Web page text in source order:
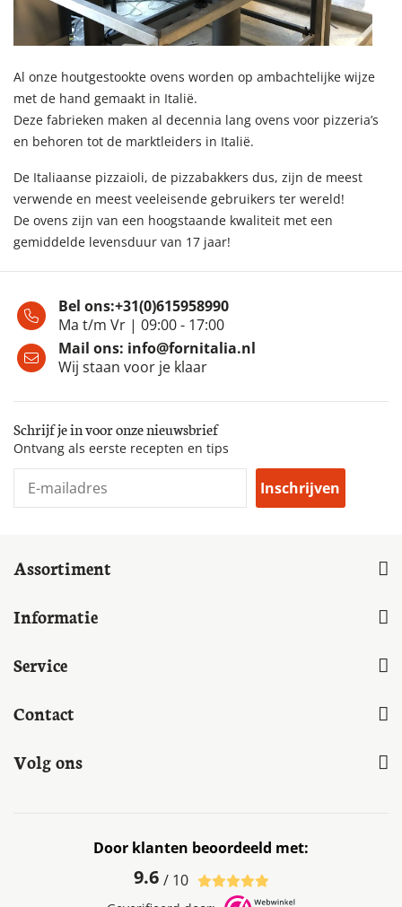
Al onze houtgestookte ovens worden op ambachtelijke wijze
met de hand gemaakt in Italië.
Deze fabrieken maken al decennia lang ovens voor pizzeria’s
en behoren tot de marktleiders in Italië.
De Italiaanse pizzaioli, de pizzabakkers dus, zijn de meest
verwende en meest veeleisende gebruikers ter wereld!
De ovens zijn van een hoogstaande kwaliteit met een
gemiddelde levensduur van 17 jaar!
Bel ons:+31(0)615958990
Ma t/m Vr | 09:00 - 17:00
Mail ons: info@fornitalia.nl
Wij staan voor je klaar
Schrijf je in voor onze nieuwsbrief
Ontvang als eerste recepten en tips
Inschrijven
Assortiment
Informatie
Service
Contact
Volg ons
Door klanten beoordeeld met:
9.6 / 10